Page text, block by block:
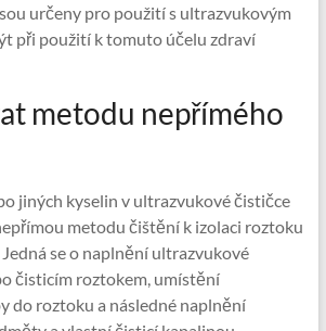
určeny pro použití s ​​ultrazvukovým
při použití k tomuto účelu zdraví
metodu nepřímého
jiných kyselin v ultrazvukové čističce
metodu čištění k izolaci roztoku
se o naplnění ultrazvukové
čisticím roztokem, umístění
do roztoku a následné naplnění